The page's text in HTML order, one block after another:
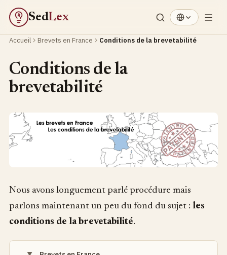
§ SedLex
Accueil Brevets en France Conditions de la brevetabilité
Conditions de la
brevetabilité
Nous avons longuement parlé procédure mais
parlons maintenant un peu du fond du sujet : les
conditions de la brevetabilité.